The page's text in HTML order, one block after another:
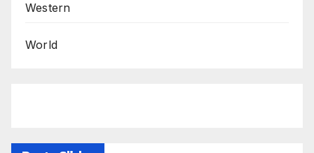
Western
World